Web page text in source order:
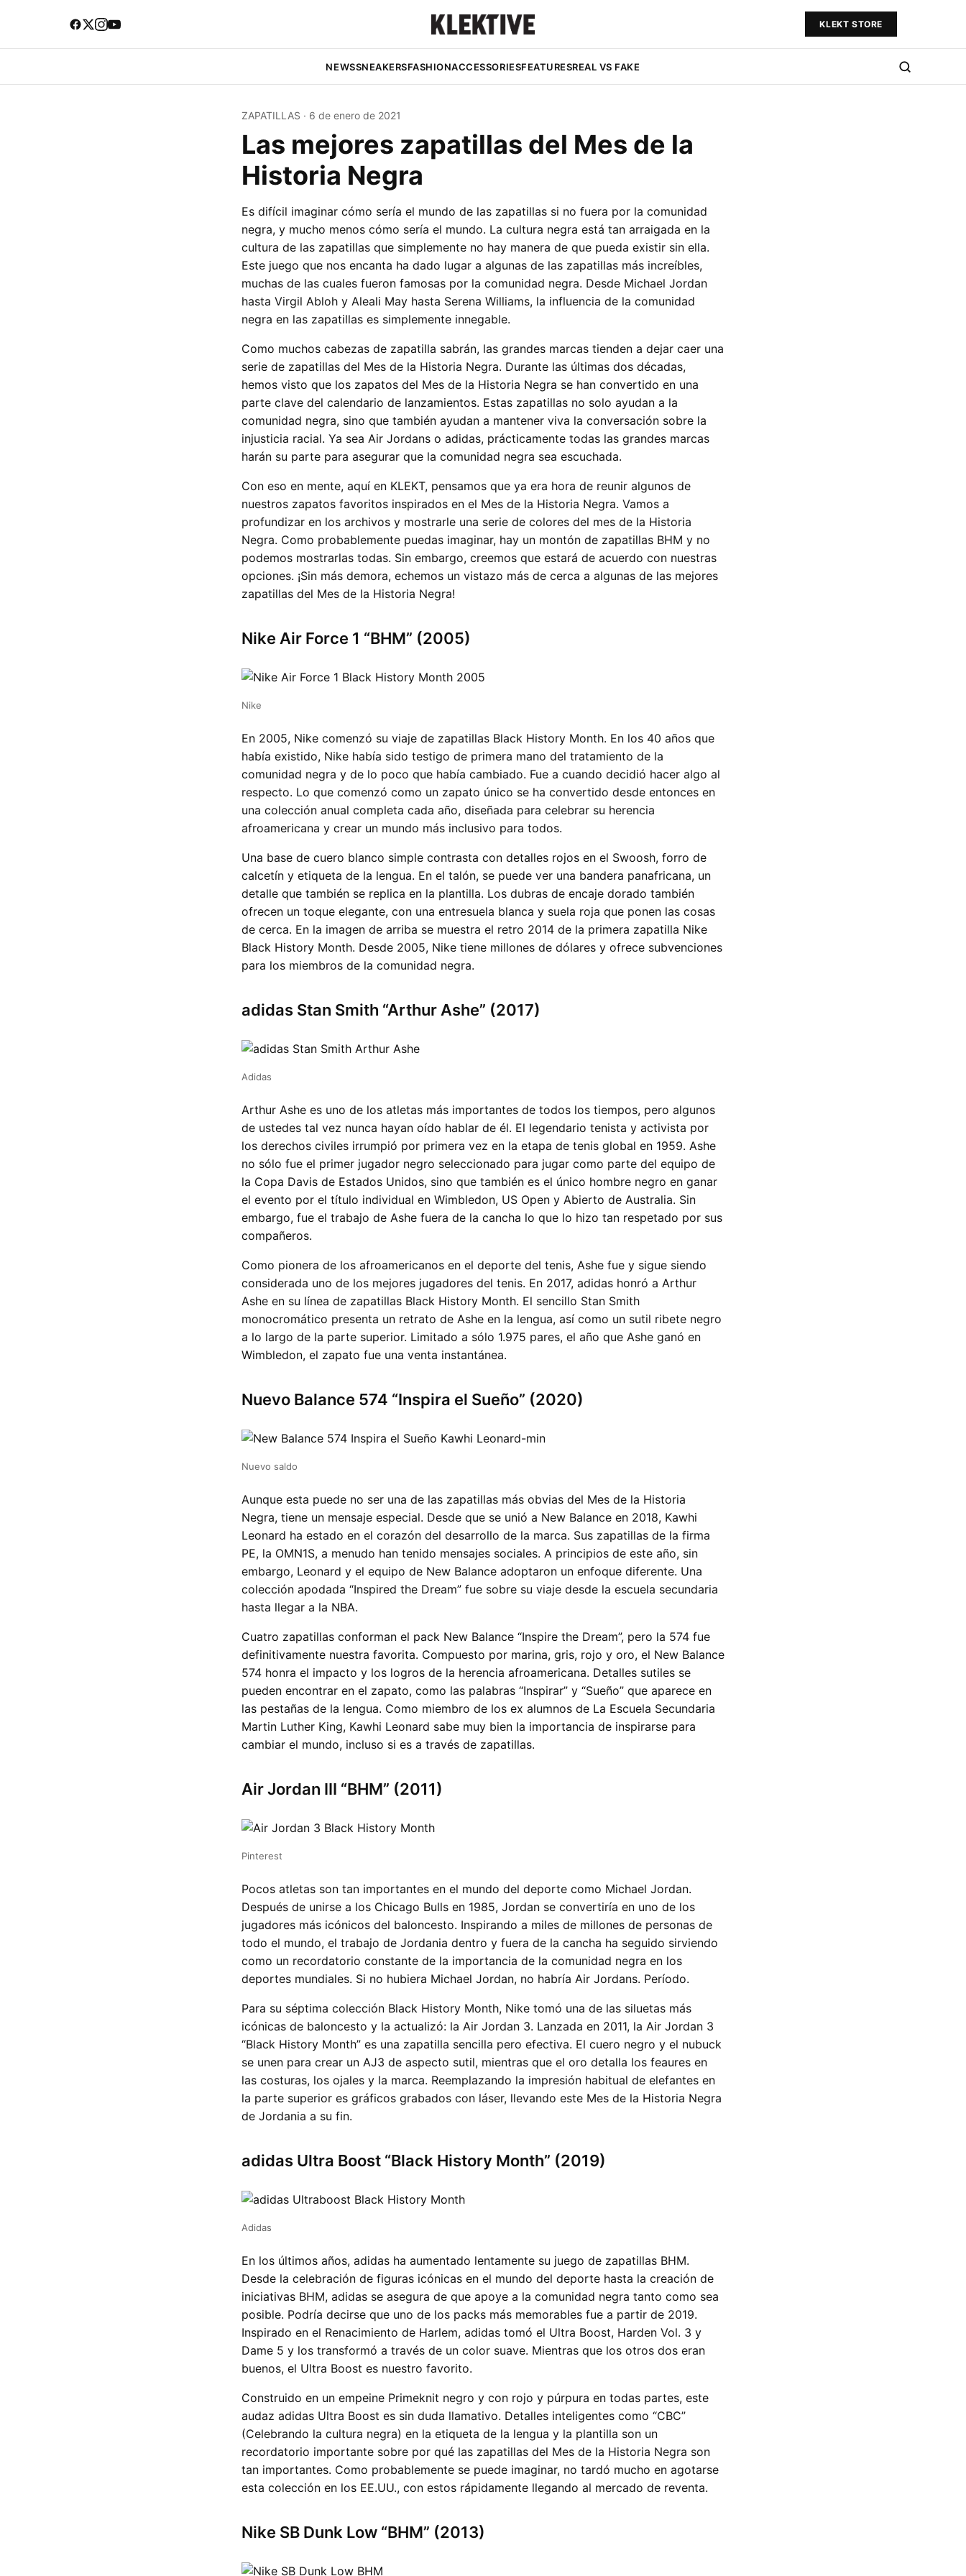
KLEKT STORE
NEWSSNEAKERSFASHIONACCESSORIESFEATURESREAL VS FAKE
ZAPATILLAS · 6 de enero de 2021
Las mejores zapatillas del Mes de la
Historia Negra
Es difícil imaginar cómo sería el mundo de las zapatillas si no fuera por la comunidad
negra, y mucho menos cómo sería el mundo. La cultura negra está tan arraigada en la
cultura de las zapatillas que simplemente no hay manera de que pueda existir sin ella.
Este juego que nos encanta ha dado lugar a algunas de las zapatillas más increíbles,
muchas de las cuales fueron famosas por la comunidad negra. Desde Michael Jordan
hasta Virgil Abloh y Aleali May hasta Serena Williams, la influencia de la comunidad
negra en las zapatillas es simplemente innegable.
Como muchos cabezas de zapatilla sabrán, las grandes marcas tienden a dejar caer una
serie de zapatillas del Mes de la Historia Negra. Durante las últimas dos décadas,
hemos visto que los zapatos del Mes de la Historia Negra se han convertido en una
parte clave del calendario de lanzamientos. Estas zapatillas no solo ayudan a la
comunidad negra, sino que también ayudan a mantener viva la conversación sobre la
injusticia racial. Ya sea Air Jordans o adidas, prácticamente todas las grandes marcas
harán su parte para asegurar que la comunidad negra sea escuchada.
Con eso en mente, aquí en KLEKT, pensamos que ya era hora de reunir algunos de
nuestros zapatos favoritos inspirados en el Mes de la Historia Negra. Vamos a
profundizar en los archivos y mostrarle una serie de colores del mes de la Historia
Negra. Como probablemente puedas imaginar, hay un montón de zapatillas BHM y no
podemos mostrarlas todas. Sin embargo, creemos que estará de acuerdo con nuestras
opciones. ¡Sin más demora, echemos un vistazo más de cerca a algunas de las mejores
zapatillas del Mes de la Historia Negra!
Nike Air Force 1 “BHM” (2005)
Nike
En 2005, Nike comenzó su viaje de zapatillas Black History Month. En los 40 años que
había existido, Nike había sido testigo de primera mano del tratamiento de la
comunidad negra y de lo poco que había cambiado. Fue a cuando decidió hacer algo al
respecto. Lo que comenzó como un zapato único se ha convertido desde entonces en
una colección anual completa cada año, diseñada para celebrar su herencia
afroamericana y crear un mundo más inclusivo para todos.
Una base de cuero blanco simple contrasta con detalles rojos en el Swoosh, forro de
calcetín y etiqueta de la lengua. En el talón, se puede ver una bandera panafricana, un
detalle que también se replica en la plantilla. Los dubras de encaje dorado también
ofrecen un toque elegante, con una entresuela blanca y suela roja que ponen las cosas
de cerca. En la imagen de arriba se muestra el retro 2014 de la primera zapatilla Nike
Black History Month. Desde 2005, Nike tiene millones de dólares y ofrece subvenciones
para los miembros de la comunidad negra.
adidas Stan Smith “Arthur Ashe” (2017)
Adidas
Arthur Ashe es uno de los atletas más importantes de todos los tiempos, pero algunos
de ustedes tal vez nunca hayan oído hablar de él. El legendario tenista y activista por
los derechos civiles irrumpió por primera vez en la etapa de tenis global en 1959. Ashe
no sólo fue el primer jugador negro seleccionado para jugar como parte del equipo de
la Copa Davis de Estados Unidos, sino que también es el único hombre negro en ganar
el evento por el título individual en Wimbledon, US Open y Abierto de Australia. Sin
embargo, fue el trabajo de Ashe fuera de la cancha lo que lo hizo tan respetado por sus
compañeros.
Como pionera de los afroamericanos en el deporte del tenis, Ashe fue y sigue siendo
considerada uno de los mejores jugadores del tenis. En 2017, adidas honró a Arthur
Ashe en su línea de zapatillas Black History Month. El sencillo Stan Smith
monocromático presenta un retrato de Ashe en la lengua, así como un sutil ribete negro
a lo largo de la parte superior. Limitado a sólo 1.975 pares, el año que Ashe ganó en
Wimbledon, el zapato fue una venta instantánea.
Nuevo Balance 574 “Inspira el Sueño” (2020)
Nuevo saldo
Aunque esta puede no ser una de las zapatillas más obvias del Mes de la Historia
Negra, tiene un mensaje especial. Desde que se unió a New Balance en 2018, Kawhi
Leonard ha estado en el corazón del desarrollo de la marca. Sus zapatillas de la firma
PE, la OMN1S, a menudo han tenido mensajes sociales. A principios de este año, sin
embargo, Leonard y el equipo de New Balance adoptaron un enfoque diferente. Una
colección apodada “Inspired the Dream” fue sobre su viaje desde la escuela secundaria
hasta llegar a la NBA.
Cuatro zapatillas conforman el pack New Balance “Inspire the Dream”, pero la 574 fue
definitivamente nuestra favorita. Compuesto por marina, gris, rojo y oro, el New Balance
574 honra el impacto y los logros de la herencia afroamericana. Detalles sutiles se
pueden encontrar en el zapato, como las palabras “Inspirar” y “Sueño” que aparece en
las pestañas de la lengua. Como miembro de los ex alumnos de La Escuela Secundaria
Martin Luther King, Kawhi Leonard sabe muy bien la importancia de inspirarse para
cambiar el mundo, incluso si es a través de zapatillas.
Air Jordan III “BHM” (2011)
Pinterest
Pocos atletas son tan importantes en el mundo del deporte como Michael Jordan.
Después de unirse a los Chicago Bulls en 1985, Jordan se convertiría en uno de los
jugadores más icónicos del baloncesto. Inspirando a miles de millones de personas de
todo el mundo, el trabajo de Jordania dentro y fuera de la cancha ha seguido sirviendo
como un recordatorio constante de la importancia de la comunidad negra en los
deportes mundiales. Si no hubiera Michael Jordan, no habría Air Jordans. Período.
Para su séptima colección Black History Month, Nike tomó una de las siluetas más
icónicas de baloncesto y la actualizó: la Air Jordan 3. Lanzada en 2011, la Air Jordan 3
“Black History Month” es una zapatilla sencilla pero efectiva. El cuero negro y el nubuck
se unen para crear un AJ3 de aspecto sutil, mientras que el oro detalla los feaures en
las costuras, los ojales y la marca. Reemplazando la impresión habitual de elefantes en
la parte superior es gráficos grabados con láser, llevando este Mes de la Historia Negra
de Jordania a su fin.
adidas Ultra Boost “Black History Month” (2019)
Adidas
En los últimos años, adidas ha aumentado lentamente su juego de zapatillas BHM.
Desde la celebración de figuras icónicas en el mundo del deporte hasta la creación de
iniciativas BHM, adidas se asegura de que apoye a la comunidad negra tanto como sea
posible. Podría decirse que uno de los packs más memorables fue a partir de 2019.
Inspirado en el Renacimiento de Harlem, adidas tomó el Ultra Boost, Harden Vol. 3 y
Dame 5 y los transformó a través de un color suave. Mientras que los otros dos eran
buenos, el Ultra Boost es nuestro favorito.
Construido en un empeine Primeknit negro y con rojo y púrpura en todas partes, este
audaz adidas Ultra Boost es sin duda llamativo. Detalles inteligentes como “CBC”
(Celebrando la cultura negra) en la etiqueta de la lengua y la plantilla son un
recordatorio importante sobre por qué las zapatillas del Mes de la Historia Negra son
tan importantes. Como probablemente se puede imaginar, no tardó mucho en agotarse
esta colección en los EE.UU., con estos rápidamente llegando al mercado de reventa.
Nike SB Dunk Low “BHM” (2013)